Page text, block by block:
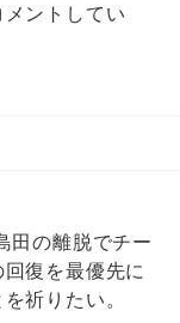
ントしてい
田の離脱でチー
復を最優先に
祈りたい。